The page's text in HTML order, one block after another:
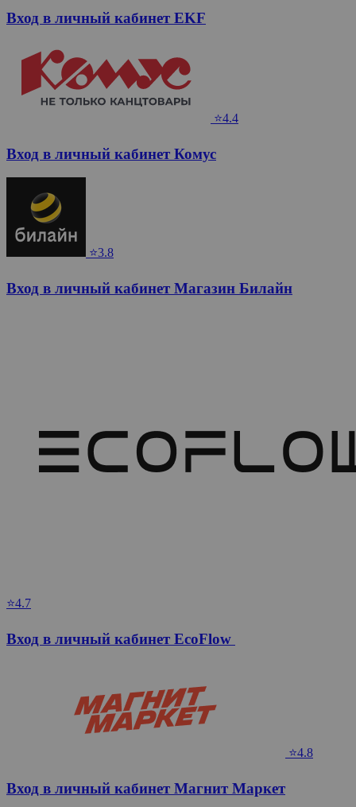
Вход в личный кабинет EKF
⭐4.4
Вход в личный кабинет Комус
⭐3.8
Вход в личный кабинет Магазин Билайн
⭐4.7
Вход в личный кабинет EcoFlow
⭐4.8
Вход в личный кабинет Магнит Маркет